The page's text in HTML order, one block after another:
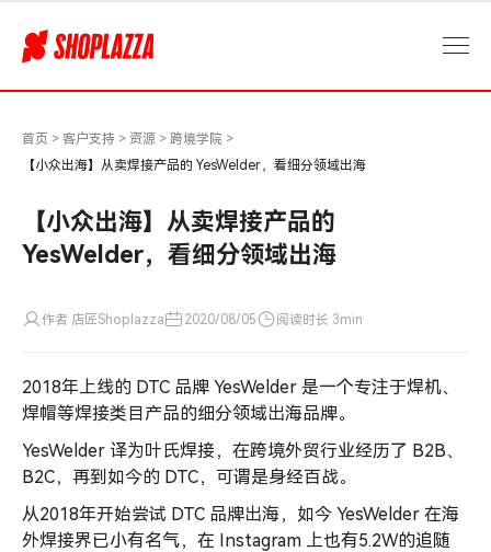
海】
首页 > 客户支持 > 资源 > 跨境学院 >
【小众出海】从卖焊接产品的 YesWelder，看细分领域出海
【小众出海】从卖焊接产品的
YesWelder，看细分领域出海
作者 店匠Shoplazza 2020/08/05 阅读时长 3min
2018年上线的 DTC 品牌 YesWelder 是一个专注于焊机、
焊帽等焊接类目产品的细分领域出海品牌。
YesWelder 译为叶氏焊接，在跨境外贸行业经历了 B2B、
B2C，再到如今的 DTC，可谓是身经百战。
从2018年开始尝试 DTC 品牌出海，如今 YesWelder 在海
外焊接界已小有名气，在 Instagram 上也有5.2W的追随